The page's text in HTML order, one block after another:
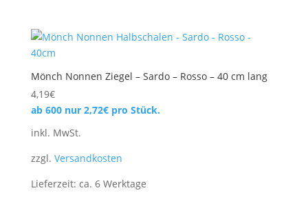
Mönch Nonnen Ziegel – Sardo – Rosso – 40 cm lang
4,19€
ab 600 nur 2,72€pro Stück.
inkl. MwSt.
zzgl. Versandkosten
Lieferzeit: ca. 6 Werktage